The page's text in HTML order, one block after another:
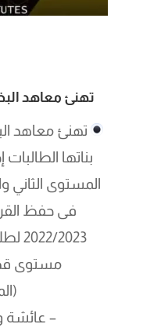
تهنئ معاهد
تهنئ معاهد
بناتها
المستوى الثاني
فى حفظ
مستوى
– عائشة